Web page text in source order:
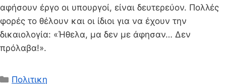
αφήσουν έργο οι υπουργοί, είναι δευτερεύον. Πολλές
φορές το θέλουν και οι ίδιοι για να έχουν την
δικαιολογία: «Ήθελα, μα δεν με άφησαν… Δεν
πρόλαβα!».
Κατηγορίες
Πολιτικη